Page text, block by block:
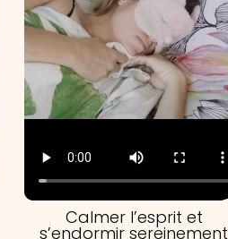
Calmer l’esprit et
s’endormir sereinement